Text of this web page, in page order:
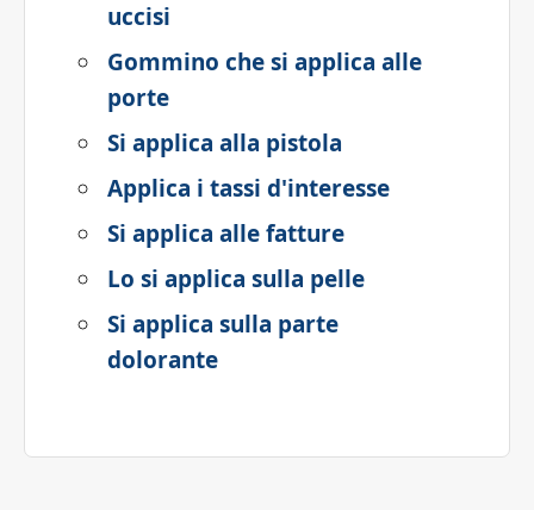
uccisi
Gommino che si applica alle
porte
Si applica alla pistola
Applica i tassi d'interesse
Si applica alle fatture
Lo si applica sulla pelle
Si applica sulla parte
dolorante